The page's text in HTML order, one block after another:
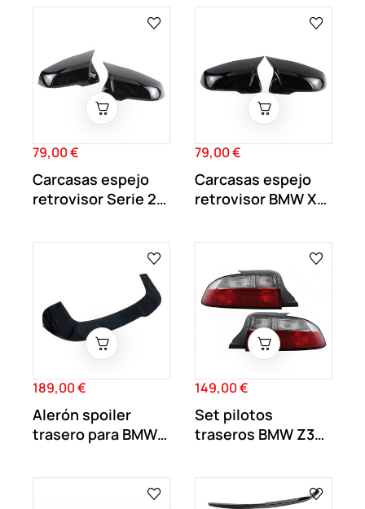
Precio
79,00 €
Carcasas espejo
retrovisor Serie 2
Precio
79,00 €
Carcasas espejo
retrovisor BMW X2
Precio
189,00 €
Alerón spoiler
trasero para BMW
Precio
149,00 €
Set pilotos
traseros BMW Z3
1999